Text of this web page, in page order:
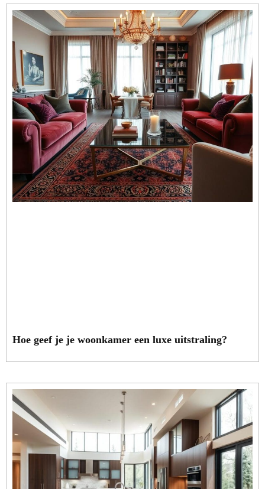
Hoe geef je je woonkamer een luxe uitstraling?